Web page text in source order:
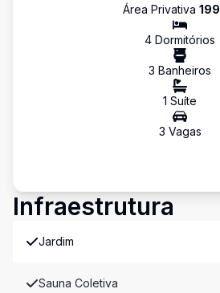
Área Privativa 199
4 Dormitórios
3 Banheiros
1 Suíte
3 Vagas
Infraestrutura
Jardim
Sauna Coletiva